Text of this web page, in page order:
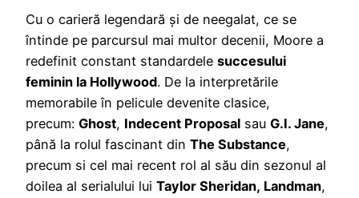
Cu o carieră legendară și de neegalat, ce se
întinde pe parcursul mai multor decenii, Moore a
redefinit constant standardele succesului
feminin la Hollywood. De la interpretările
memorabile în pelicule devenite clasice,
precum: Ghost, Indecent Proposal sau G.I. Jane,
până la rolul fascinant din The Substance,
precum si cel mai recent rol al său din sezonul al
doilea al serialului lui Taylor Sheridan, Landman,